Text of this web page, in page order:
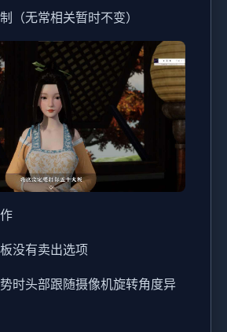
（无常相关暂时不变）
没有卖出选项
时头部跟随摄像机旋转角度异